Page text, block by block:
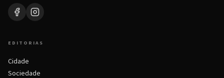
EDITORIAS
Cidade
Sociedade